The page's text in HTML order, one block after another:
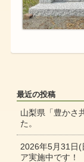
最近の投稿
山梨県「豊かさ
た。
2026年5月31日(
ア実施中です！